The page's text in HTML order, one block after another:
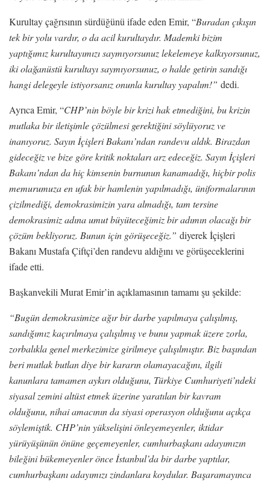
Kurultay çağrısının sürdüğünü ifade eden Emir, “Buradan çıkışın
tek bir yolu vardır, o da acil kurultaydır. Mademki bizim
yaptığımız kurultayımızı saymıyorsunuz lekelemeye kalkıyorsunuz,
iki olağanüstü kurultayı saymıyorsunuz, o halde getirin sandığı
hangi delegeyle istiyorsanız onunla kurultay yapalım!” dedi.
Ayrıca Emir, “CHP’nin böyle bir krizi hak etmediğini, bu krizin
mutlaka bir iletişimle çözülmesi gerektiğini söylüyoruz ve
inanıyoruz. Sayın İçişleri Bakanı’ndan randevu aldık. Birazdan
gideceğiz ve bize göre kritik noktaları arz edeceğiz. Sayın İçişleri
Bakanı’ndan da hiç kimsenin burnunun kanamadığı, hiçbir polis
memurumuza en ufak bir hamlenin yapılmadığı, üniformalarının
çizilmediği, demokrasimizin yara almadığı, tam tersine
demokrasimiz adına umut büyüteceğimiz bir adımın olacağı bir
çözüm bekliyoruz. Bunun için görüşeceğiz.” diyerek İçişleri
Bakanı Mustafa Çiftçi’den randevu aldığını ve görüşeceklerini
ifade etti.
Başkanvekili Murat Emir’in açıklamasının tamamı şu şekilde:
“Bugün demokrasimize ağır bir darbe yapılmaya çalışılmış,
sandığımız kaçırılmaya çalışılmış ve bunu yapmak üzere zorla,
zorbalıkla genel merkezimize girilmeye çalışılmıştır. Biz başından
beri mutlak butlan diye bir kararın olamayacağını, ilgili
kanunlara tamamen aykırı olduğunu, Türkiye Cumhuriyeti’ndeki
siyasal zemini altüst etmek üzerine yaratılan bir kavram
olduğunu, nihai amacının da siyasi operasyon olduğunu açıkça
söylemiştik. CHP’nin yükselişini önleyemeyenler, iktidar
yürüyüşünün önüne geçemeyenler, cumhurbaşkanı adayımızın
bileğini bükemeyenler önce İstanbul’da bir darbe yaptılar,
cumhurbaşkanı adayımızı zindanlara koydular. Başaramayınca